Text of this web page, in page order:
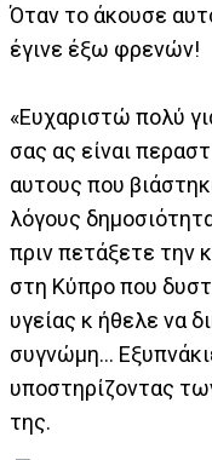
Όταν το άκουσε
έγινε έξω φρενών!
«Ευχαριστώ πολύ
σας ας είναι
αυτους που
λόγους
πριν πετάξετε την
στη Κύπρο που
υγείας κ ήθελε να
συγνώμη...
υποστηρίζοντας
της.